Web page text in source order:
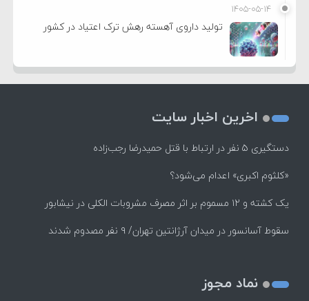
۱۴۰۵-۰۵-۱۴
تولید داروی آهسته رهش ترک اعتیاد در کشور
اخرین اخبار سایت
دستگیری ۵ نفر در ارتباط با قتل حمیدرضا رجب‌زاده
«کلثوم اکبری» اعدام می‌شود؟
یک کشته و ۱۲ مسموم بر اثر مصرف مشروبات الکلی در نیشابور
سقوط آسانسور در میدان آرژانتین تهران/ ۹ نفر مصدوم شدند
نماد مجوز